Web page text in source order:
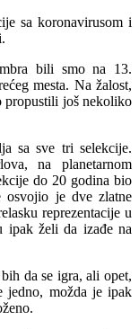
sa koronavirusom i
bili smo na 13.
mesta. Na žalost,
propustili još nekoliko
sa sve tri selekcije.
na planetarnom
do 20 godina bio
osvojio je dve zlatne
reprezentacije u
ipak želi da izađe na
da se igra, ali opet,
jedno, možda je ipak